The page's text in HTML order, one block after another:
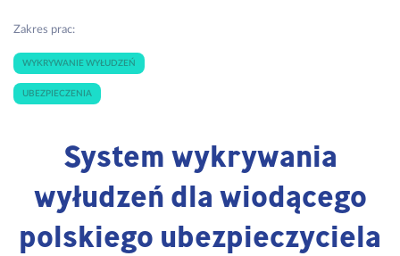
System wykrywania
wyłudzeń dla wiodącego
polskiego ubezpieczyciela
Zakres prac:
WYKRYWANIE WYŁUDZEŃ
UBEZPIECZENIA